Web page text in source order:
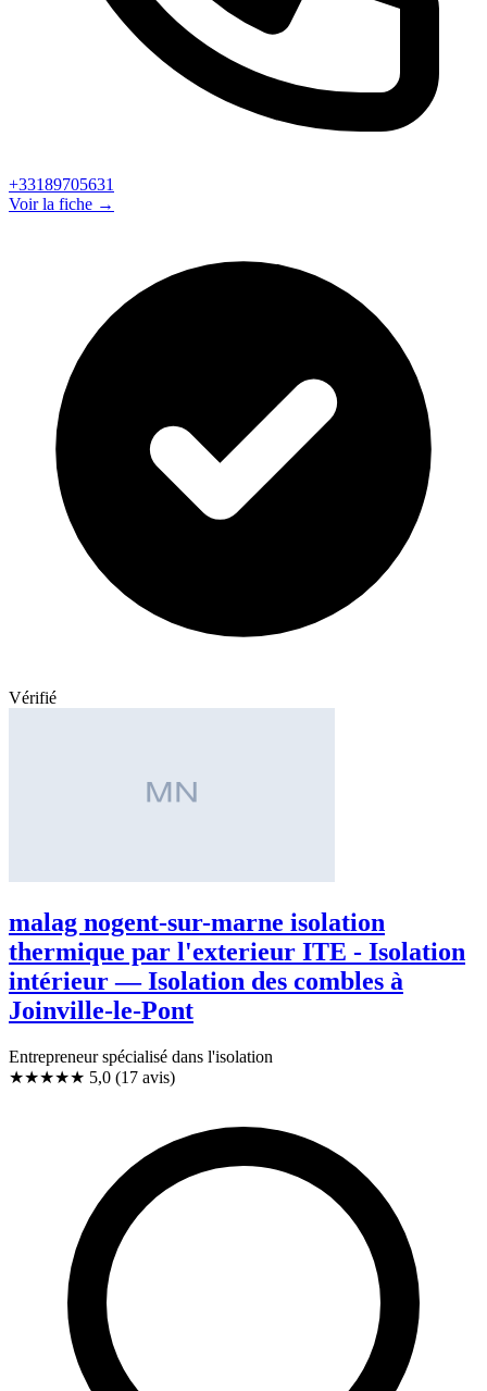
+33189705631
Voir la fiche →
Vérifié
malag nogent-sur-marne isolation
thermique par l'exterieur ITE - Isolation
intérieur — Isolation des combles à
Joinville-le-Pont
Entrepreneur spécialisé dans l'isolation
★★★★★ 5,0 (17 avis)